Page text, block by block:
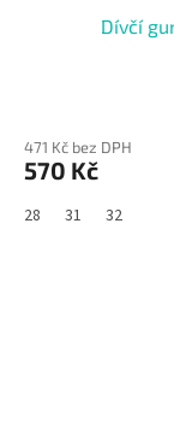
Dívčí
471 Kč bez DPH
570 Kč
28 31 32